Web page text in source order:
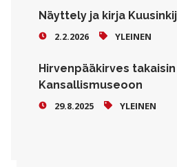
Näyttely ja kirja
2.2.2026 YLEINEN
Hirvenpääkirves takaisin
Kansallismuseoon
29.8.2025 YLEINEN